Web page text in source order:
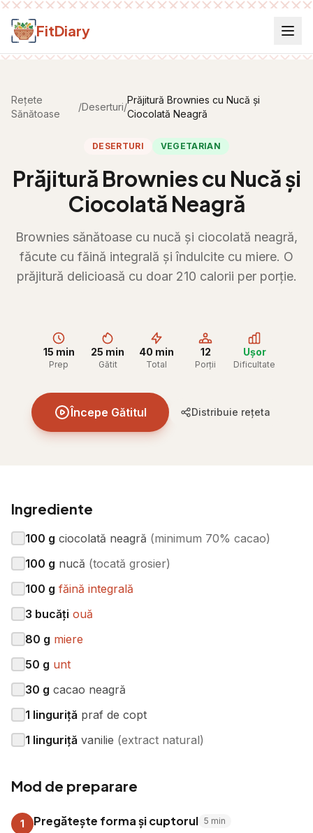
Salt la conținut
FitDiary
Rețete
Sănătoase
/Deserturi/
Prăjitură Brownies cu Nucă și
Ciocolată Neagră
DESERTURI VEGETARIAN
Prăjitură Brownies cu Nucă și
Ciocolată Neagră
Brownies sănătoase cu nucă și ciocolată neagră,
făcute cu făină integrală și îndulcite cu miere. O
prăjitură delicioasă cu doar 210 calorii per porție.
15 min
Prep
25 min
Gătit
40 min
Total
12
Porții
Ușor
Dificultate
Începe Gătitul Distribuie rețeta
Ingrediente
100 g ciocolată neagră (minimum 70% cacao)
100 g nucă (tocată grosier)
100 g făină integrală
3 bucăți ouă
80 g miere
50 g unt
30 g cacao neagră
1 linguriță praf de copt
1 linguriță vanilie (extract natural)
Mod de preparare
1 Pregătește forma și cuptorul 5 min